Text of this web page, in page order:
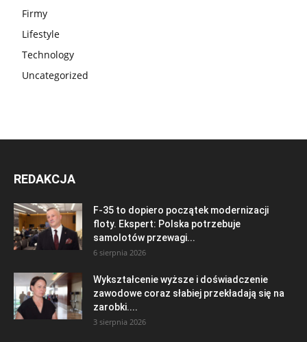
Firmy
Lifestyle
Technology
Uncategorized
REDAKCJA
F-35 to dopiero początek modernizacji
floty. Ekspert: Polska potrzebuje
samolotów przewagi...
6 sierpnia 2026
Wykształcenie wyższe i doświadczenie
zawodowe coraz słabiej przekładają się na
zarobki....
3 sierpnia 2026